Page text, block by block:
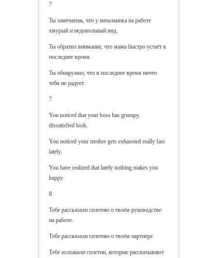
7
Ты замечаешь, что у начальника на работе
хмурый и недовольный вид.
Ты обратил внимание, что мама быстро устаёт в
последнее время.
Ты обнаружил, что в последнее время ничто
тебя не радует.
7
You noticed that your boss has grumpy,
dissatisfied look.
You noticed your mother gets exhausted really fast
lately.
You have realized that lately nothing makes you
happy.
8
Тебе рассказали сплетню о твоём руководстве
на работе.
Тебе рассказали сплетню о твоём партнёре.
Тебе изложили сплетни, которые рассказывают